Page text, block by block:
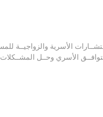
الأسرية والزواجيــة
الأسري وحــل